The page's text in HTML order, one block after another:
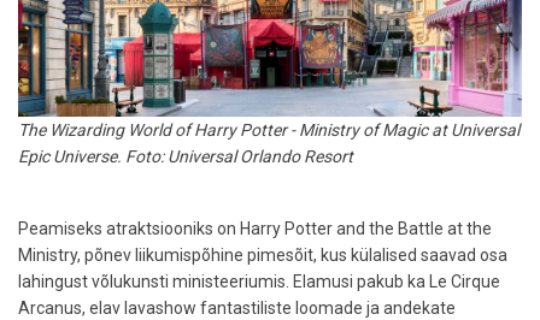
The Wizarding World of Harry Potter - Ministry of Magic at Universal
Epic Universe. Foto: Universal Orlando Resort
Peamiseks atraktsiooniks on Harry Potter and the Battle at the
Ministry, põnev liikumispõhine pimesõit, kus külalised saavad osa
lahingust võlukunsti ministeeriumis. Elamusi pakub ka Le Cirque
Arcanus, elav lavashow fantastiliste loomade ja andekate